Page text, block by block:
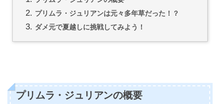
プリムラ・ジュリアンは元々多年草だった！？
ダメ元で夏越しに挑戦してみよう！
プリムラ・ジュリアンの概要